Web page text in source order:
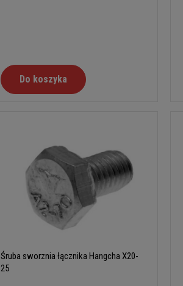
Do koszyka
Śruba sworznia łącznika Hangcha X20-
25